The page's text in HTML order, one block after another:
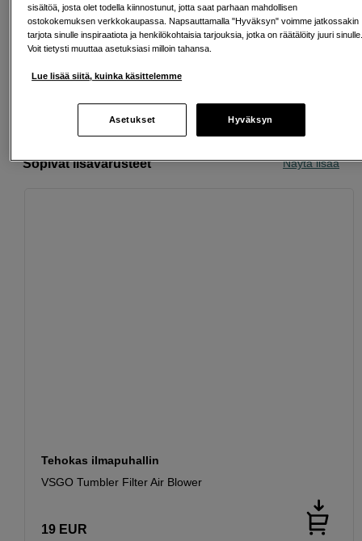
Ilmainen toimitus yli 200 EUR ostoksille
Osta nyt ja maksa myöhemmin
Sopivat lisävarusteet Näytä lisää
Tehokas ilmapuhallin
VSGO Tumbler Filter Air Blower
19 EUR
sisältöä, josta olet todella kiinnostunut, jotta saat parhaan mahdollisen
ostokokemuksen verkkokaupassa. Napsauttamalla "Hyväksyn" voimme jatkossakin
tarjota sinulle inspiraatiota ja henkilökohtaisia tarjouksia, jotka on räätälöity juuri
Voit tietysti muuttaa asetuksiasi milloin tahansa.
Lue lisää siitä, kuinka käsittelemme
Asetukset Hyväksyn